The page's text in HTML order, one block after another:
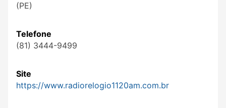
(PE)
Telefone
(81) 3444-9499
Site
https://www.radiorelogio1120am.com.br